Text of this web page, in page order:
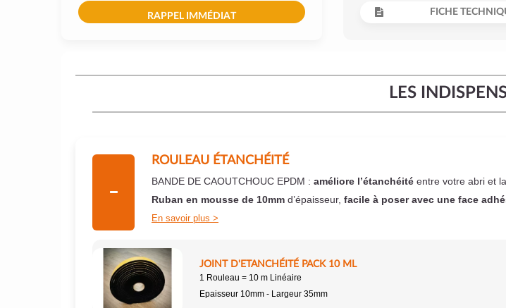
RAPPEL IMMÉDIAT FICHE
LES
ROULEAU ÉTANCHÉITÉ
BANDE DE CAOUTCHOUC EPDM : améliore l’étanchéité entre votre abri et
Ruban en mousse de 10mm d’épaisseur, facile à poser avec une face
En savoir plus
JOINT D'ETANCHÉITÉ PACK 10 ML
1 Rouleau = 10 m Linéaire
Epaisseur 10mm - Largeur 35mm